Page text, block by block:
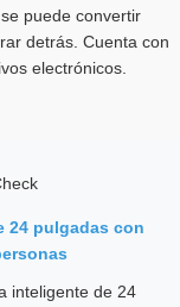
puede convertir
detrás. Cuenta con
electrónicos.
24 pulgadas con
inteligente de 24